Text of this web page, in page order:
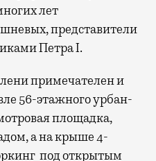
лет
представители
Петра I.
примечателен и
56-этажного урбан-
площадка,
а на крыше 4-
под открытым